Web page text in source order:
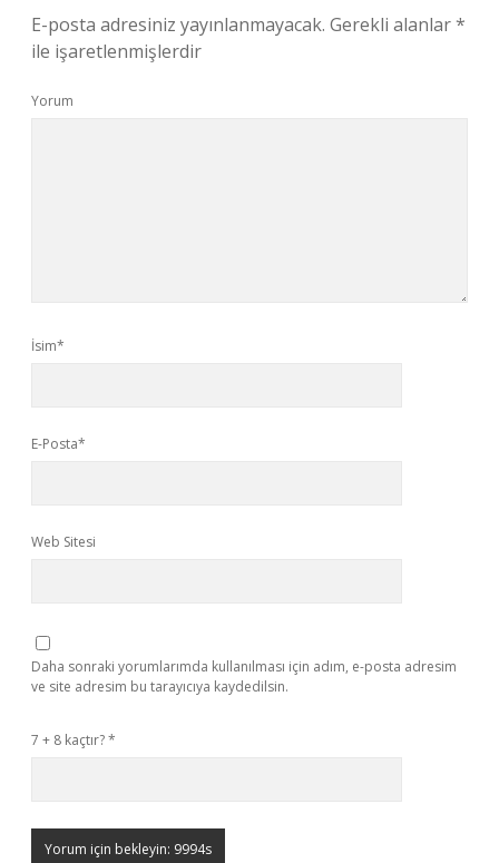
E-posta adresiniz yayınlanmayacak. Gerekli alanlar*
ile işaretlenmişlerdir
Yorum
İsim*
E-Posta*
Web Sitesi
Daha sonraki yorumlarımda kullanılması için adım, e-posta adresim
ve site adresim bu tarayıcıya kaydedilsin.
7 + 8 kaçtır?*